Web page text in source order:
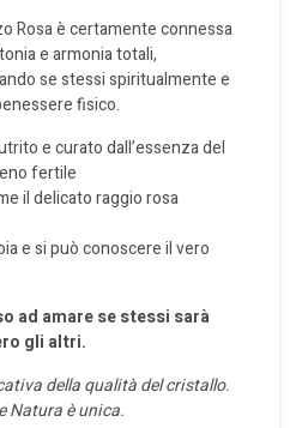
Rosa è certamente connessa
e armonia totali,
se stessi spiritualmente e
fisico.
e curato dall’essenza del
fertile
il delicato raggio rosa
e si può conoscere il vero
ad amare se stessi sarà
gli altri.
della qualità del cristallo.
Natura è unica.